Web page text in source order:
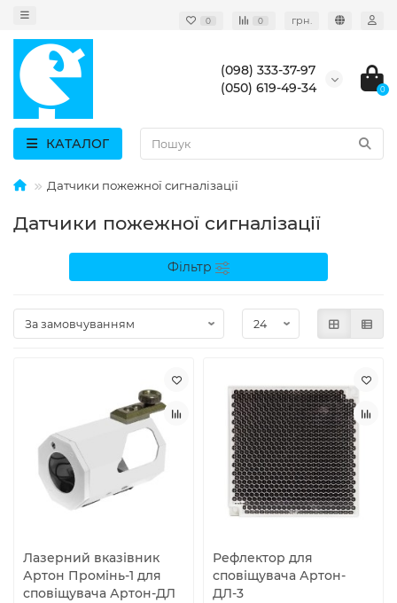
0 0 грн.
(098) 333-37-97
(050) 619-49-34
0
КАТАЛОГ
Датчики пожежної сигналізації
Датчики пожежної сигналізації
Фільтр
Лазерний вказівник
Артон Промінь-1 для
сповіщувача Артон-ДЛ
Рефлектор для
сповіщувача Артон-
ДЛ-3